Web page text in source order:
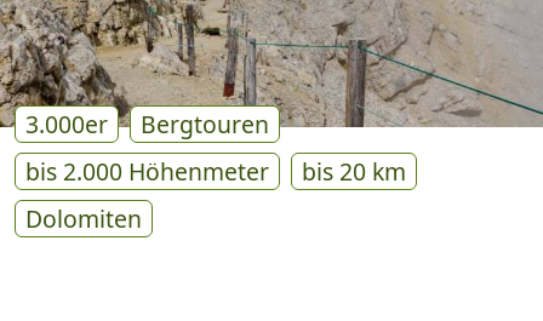
E
N
3.000er
Bergtouren
bis 2.000 Höhenmeter
bis 20 km
Dolomiten